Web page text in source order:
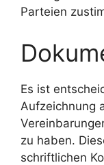
Parteien
Es ist
Aufzeichnung
zu haben.
schriftlichen